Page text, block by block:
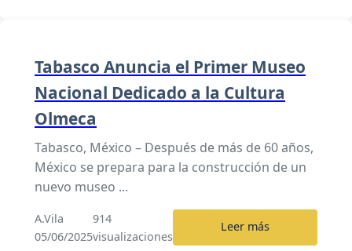
Tabasco Anuncia el Primer Museo
Nacional Dedicado a la Cultura
Olmeca
Tabasco, México – Después de más de 60 años,
México se prepara para la construcción de un
nuevo museo ...
A.Vila
05/06/2025
914
visualizaciones
Leer más